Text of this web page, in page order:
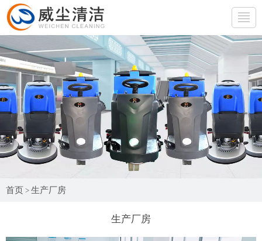
网站首页
产品展示
行业应用
产品百科
生产厂房
首页 > 生产厂房
生产厂房